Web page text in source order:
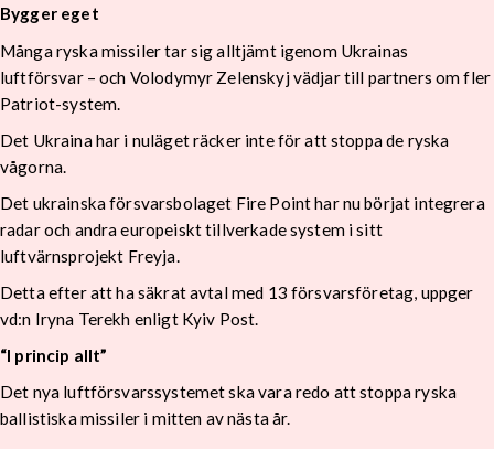
Bygger eget
Många ryska missiler tar sig alltjämt igenom Ukrainas
luftförsvar – och Volodymyr Zelenskyj vädjar till partners om fler
Patriot-system.
Det Ukraina har i nuläget räcker inte för att stoppa de ryska
vågorna.
Det ukrainska försvarsbolaget Fire Point har nu börjat integrera
radar och andra europeiskt tillverkade system i sitt
luftvärnsprojekt Freyja.
Detta efter att ha säkrat avtal med 13 försvarsföretag, uppger
vd:n Iryna Terekh enligt Kyiv Post.
“I princip allt”
Det nya luftförsvarssystemet ska vara redo att stoppa ryska
ballistiska missiler i mitten av nästa år.